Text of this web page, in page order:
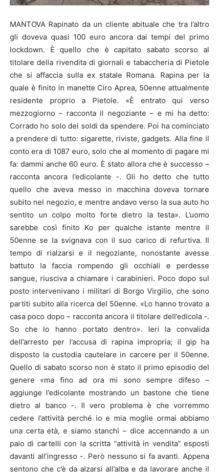
MANTOVA Rapinato da un cliente abituale che tra l’altro
gli doveva quasi 100 euro ancora dai tempi del primo
lockdown. È quello che è capitato sabato scorso al
titolare della rivendita di giornali e tabaccheria di Pietole
che si affaccia sulla ex statale Romana. Rapina per la
quale è finito in manette Ciro Aprea, 50enne attualmente
residente proprio a Pietole. «È entrato qui verso
mezzogiorno – racconta il negoziante – e mi ha detto:
Corrado ho solo dei soldi da spendere. Poi ha cominciato
a prendere di tutto: sigarette, riviste, gadgets. Alla fine il
conto era di 1087 euro, solo che al momento di pagare mi
fa: dammi anche 60 euro. È stato allora che è successo –
racconta ancora l’edicolante -. Gli ho detto che tutto
quello che aveva messo in macchina doveva tornare
subito nel negozio, e mentre andavo verso la sua auto ho
sentito un colpo molto forte dietro la testa». L’uomo
sarebbe così finito Ko per qualche istante mentre il
50enne se la svignava con il suo carico di refurtiva. Il
tempo di rialzarsi e il negoziante, nonostante avesse
battuto la faccia rompendo gli occhiali e perdesse
sangue, riusciva a chiamare i carabinieri. Poco dopo sul
posto intervenivano i militari di Borgo Virgilio, che sono
partiti subito alla ricerca del 50enne. «Lo hanno trovato a
casa poco dopo – racconta ancora il titolare dell’edicola -.
So che lo hanno portato dentro». Ieri la convalida
dell’arresto per l’accusa di rapina impropria; il gip ha
disposto la custodia cautelare in carcere per il 50enne.
Quello di sabato scorso non è stato il primo episodio del
genere «ma fino ad ora mi sono sempre difeso –
aggiunge l’edicolante mostrando un bastone che tiene
dietro al banco -. Il vero problema è che vorremmo
cedere l’attività perché io e mia moglie ormai abbiamo
una certa età, e siamo stanchi – dice accennando a un
paio di cartelli con la scritta “attività in vendita” esposti
davanti all’ingresso -. Però nessuno si fa avanti. Appena
sentono che c’è da alzarsi all’alba e da lavorare anche il